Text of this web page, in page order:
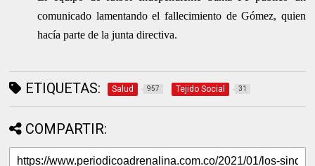
comunicado lamentando el fallecimiento de Gómez, quien
hacía parte de la junta directiva.
ETIQUETAS: Salud 957 Tejido Social 31
COMPARTIR: